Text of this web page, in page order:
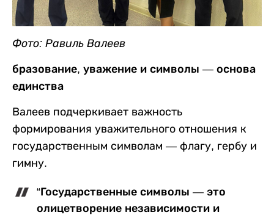
Фото: Равиль Валеев
бразование, уважение и символы — основа
единства
Валеев подчеркивает важность
формирования уважительного отношения к
государственным символам — флагу, гербу и
гимну.
“Государственные символы — это
олицетворение независимости и